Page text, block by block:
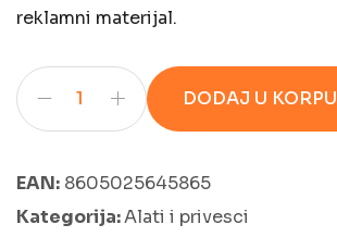
reklamni materijal.
DODAJ U KORPU
EAN: 8605025645865
Kategorija:Alati i privesci